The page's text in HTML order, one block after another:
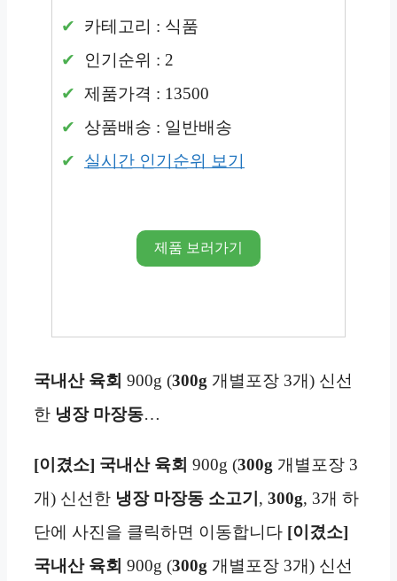
카테고리 : 식품
인기순위 : 2
제품가격 : 13500
상품배송 : 일반배송
실시간 인기순위 보기
제품 보러가기
국내산 육회 900g (300g 개별포장 3개) 신선
한 냉장 마장동…
[이겼소] 국내산 육회 900g (300g 개별포장 3
개) 신선한 냉장 마장동 소고기 , 300g, 3개 하
단에 사진을 클릭하면 이동합니다 [이겼소]
국내산 육회 900g (300g 개별포장 3개) 신선